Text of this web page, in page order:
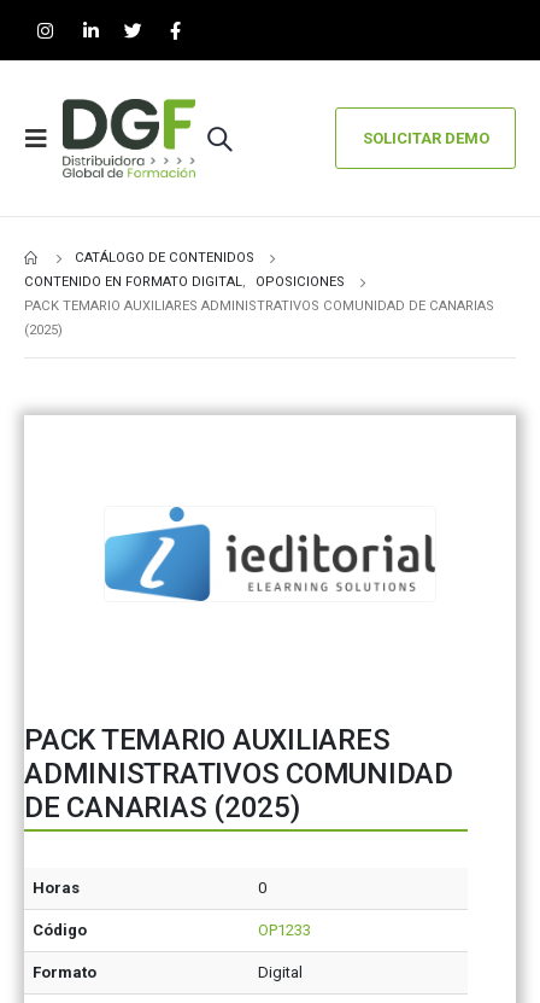
SOLICITAR DEMO
CATÁLOGO DE CONTENIDOS
CONTENIDO EN FORMATO DIGITAL,
OPOSICIONES
PACK TEMARIO AUXILIARES ADMINISTRATIVOS COMUNIDAD DE CANARIAS
(2025)
PACK TEMARIO AUXILIARES
ADMINISTRATIVOS COMUNIDAD
DE CANARIAS (2025)
Horas 0
Código OP1233
Formato Digital